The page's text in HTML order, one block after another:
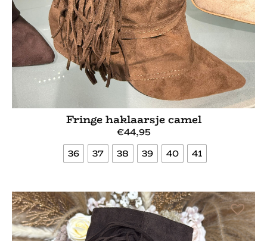
Fringe haklaarsje camel
€44,95
36
37 38 39 40 41